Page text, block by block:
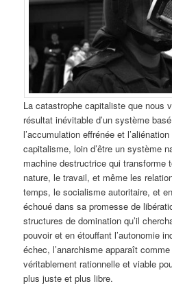
La catastrophe capitaliste que nous
résultat inévitable d’un système
l’accumulation effrénée et
capitalisme, loin d’être un système
machine destructrice qui transforme
nature, le travail, et même les
temps, le socialisme autoritaire, et
échoué dans sa promesse de
structures de domination qu’il
pouvoir et en étouffant l’autonomie
échec, l’anarchisme apparaît
véritablement rationnelle et viable
plus juste et plus libre.